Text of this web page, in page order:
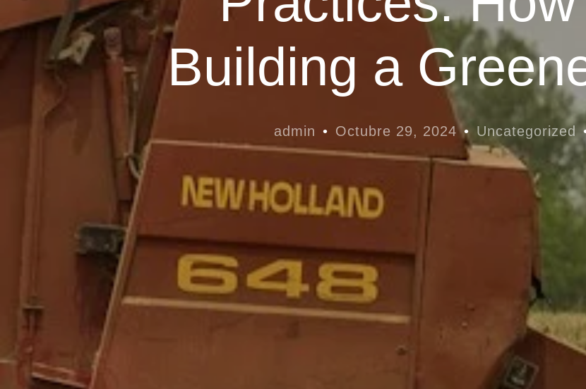
Building a
admin Octubre 29, 2024 Uncategorized